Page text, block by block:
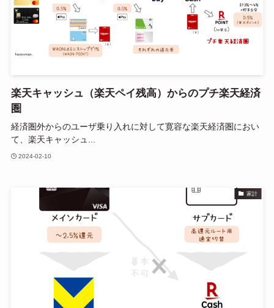
楽天キャッシュ（楽天ペイ残高）からのプチ楽天経済
圏
経済圏外からのユーザ乗り入れに対して寛容な楽天経済圏におい
て、楽天キャッシュ...
2024-02-10
家計